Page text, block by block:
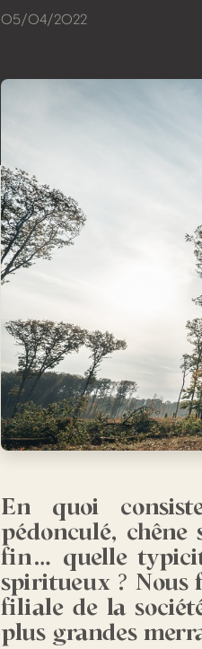
05/04/2022
En quoi
pédonculé,
fin… quelle
spiritueux ? Nous
filiale de la
plus grandes